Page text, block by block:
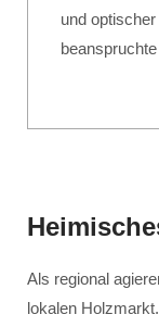
und
Als regional
lokalen